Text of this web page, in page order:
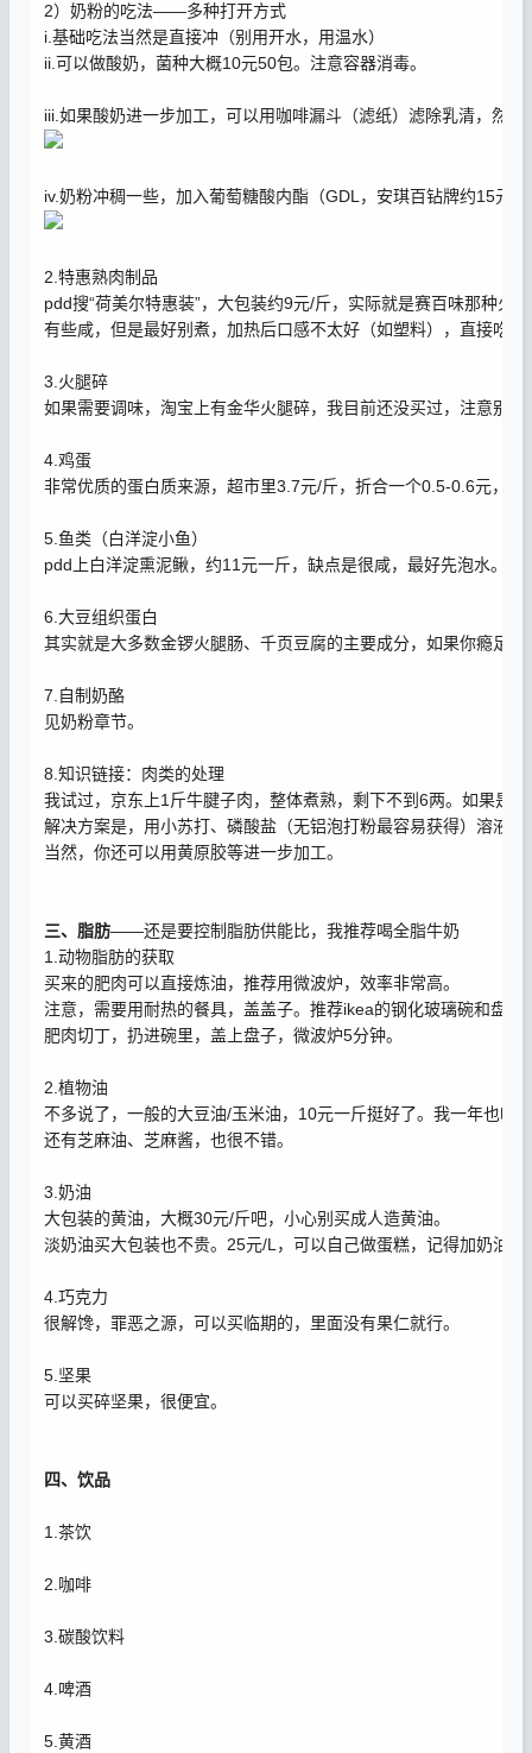
2）奶粉的吃法——多种打开方式
i.基础吃法当然是直接冲（别用开水，用温水）
ii.可以做酸奶，菌种大概10元50包。注意容器消毒。
iii.如果酸奶进一步加工，可以用咖啡漏斗（滤纸）滤除乳清，然
iv.奶粉冲稠一些，加入葡萄糖酸内酯（GDL，安琪百钻牌约15元
2.特惠熟肉制品
pdd搜“荷美尔特惠装”，大包装约9元/斤，实际就是赛百味那种
有些咸，但是最好别煮，加热后口感不太好（如塑料），直接吃口
3.火腿碎
如果需要调味，淘宝上有金华火腿碎，我目前还没买过，注意别买
4.鸡蛋
非常优质的蛋白质来源，超市里3.7元/斤，折合一个0.5-0.6元，
5.鱼类（白洋淀小鱼）
pdd上白洋淀熏泥鳅，约11元一斤，缺点是很咸，最好先泡水。
6.大豆组织蛋白
其实就是大多数金锣火腿肠、千页豆腐的主要成分，如果你瘾足
7.自制奶酪
见奶粉章节。
8.知识链接：肉类的处理
我试过，京东上1斤牛腱子肉，整体煮熟，剩下不到6两。如果是
解决方案是，用小苏打、磷酸盐（无铝泡打粉最容易获得）溶液
当然，你还可以用黄原胶等进一步加工。
三、脂肪——还是要控制脂肪供能比，我推荐喝全脂牛奶
1.动物脂肪的获取
买来的肥肉可以直接炼油，推荐用微波炉，效率非常高。
注意，需要用耐热的餐具，盖盖子。推荐ikea的钢化玻璃碗和盘
肥肉切丁，扔进碗里，盖上盘子，微波炉5分钟。
2.植物油
不多说了，一般的大豆油/玉米油，10元一斤挺好了。我一年也吃
还有芝麻油、芝麻酱，也很不错。
3.奶油
大包装的黄油，大概30元/斤吧，小心别买成人造黄油。
淡奶油买大包装也不贵。25元/L，可以自己做蛋糕，记得加奶油
4.巧克力
很解馋，罪恶之源，可以买临期的，里面没有果仁就行。
5.坚果
可以买碎坚果，很便宜。
四、饮品
1.茶饮
2.咖啡
3.碳酸饮料
4.啤酒
5.黄酒